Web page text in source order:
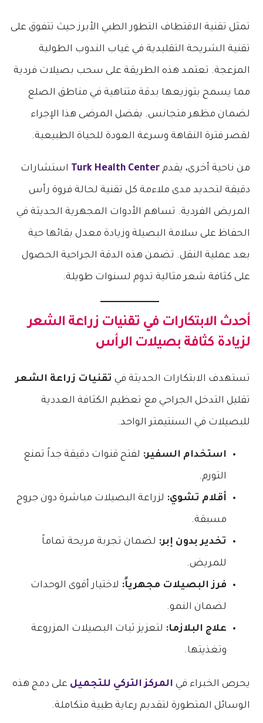
تمثل تقنية الاقتطاف التطور الطبي الأبرز حيث تتفوق على
تقنية الشريحة التقليدية في غياب الندوب الطولية
المزعجة. تعتمد هذه الطريقة على سحب بصيلات فردية
مما يسمح بتوزيعها بدقة متناهية في مناطق الصلع
لضمان مظهر متجانس. يفضل المرضى هذا الإجراء
لقصر فترة النقاهة وسرعة العودة للحياة الطبيعية.
من ناحية أخرى، يقدمTurk Health Center استشارات
دقيقة لتحديد مدى ملاءمة كل تقنية لحالة فروة رأس
المريض الفردية. تساهم الأدوات المجهرية الحديثة في
الحفاظ على سلامة البصيلة وزيادة معدل بقائها حية
بعد عملية النقل. تضمن هذه الدقة الجراحية الحصول
على كثافة شعر مثالية تدوم لسنوات طويلة.
أحدث الابتكارات في تقنيات زراعة الشعر
لزيادة كثافة بصيلات الرأس
تستهدف الابتكارات الحديثة في تقنيات زراعة الشعر
تقليل التدخل الجراحي مع تعظيم الكثافة العددية
للبصيلات في السنتيمتر الواحد.
استخدام السفير: لفتح قنوات دقيقة جداً تمنع
التورم.
أقلام تشوي: لزراعة البصيلات مباشرة دون جروح
مسبقة.
تخدير بدون إبر: لضمان تجربة مريحة تماماً
للمريض.
فرز البصيلات مجهرياً: لاختيار أقوى الوحدات
لضمان النمو.
علاج البلازما: لتعزيز ثبات البصيلات المزروعة
وتغذيتها.
يحرص الخبراء في المركز التركي للتجميل على دمج هذه
الوسائل المتطورة لتقديم رعاية طبية متكاملة.